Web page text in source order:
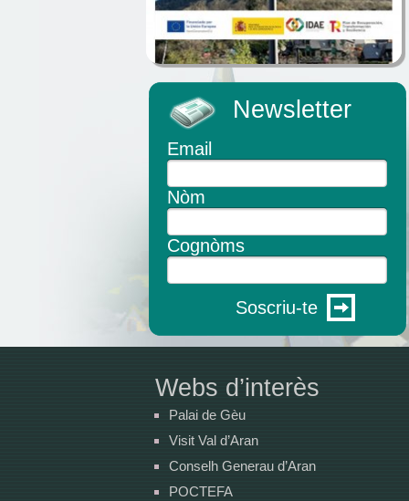
Newsletter
Email
Nòm
Cognòms
Soscriu-te
Webs d’interès
Palai de Gèu
Visit Val d’Aran
Conselh Generau d’Aran
POCTEFA